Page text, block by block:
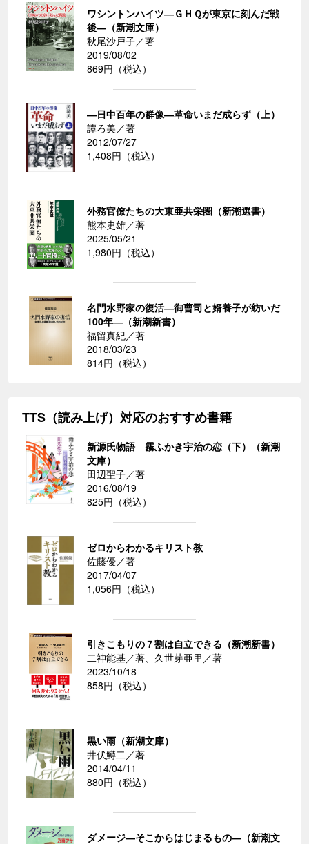
ワシントンハイツ―ＧＨＱが東京に刻んだ戦
後―（新潮文庫）
秋尾沙戸子／著
2019/08/02
869円（税込）
―日中百年の群像―革命いまだ成らず（上）
譚ろ美／著
2012/07/27
1,408円（税込）
外務官僚たちの大東亜共栄圏（新潮選書）
熊本史雄／著
2025/05/21
1,980円（税込）
名門水野家の復活―御曹司と婿養子が紡いだ
100年―（新潮新書）
福留真紀／著
2018/03/23
814円（税込）
TTS（読み上げ）対応のおすすめ書籍
新源氏物語 霧ふかき宇治の恋（下）（新潮
文庫）
田辺聖子／著
2016/08/19
825円（税込）
ゼロからわかるキリスト教
佐藤優／著
2017/04/07
1,056円（税込）
引きこもりの７割は自立できる（新潮新書）
二神能基／著、久世芽亜里／著
2023/10/18
858円（税込）
黒い雨（新潮文庫）
井伏鱒二／著
2014/04/11
880円（税込）
ダメージ―そこからはじまるもの―（新潮文